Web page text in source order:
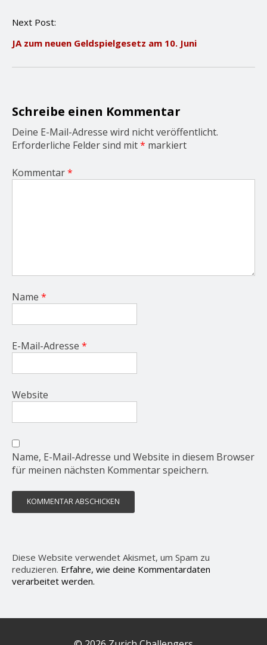
a
i
o
n
Next Post:
JA zum neuen Geldspielgesetz am 10. Juni
Schreibe einen Kommentar
Deine E-Mail-Adresse wird nicht veröffentlicht.
Erforderliche Felder sind mit* markiert
Kommentar*
Name *
E-Mail-Adresse *
Website
Name, E-Mail-Adresse und Website in diesem Browser
für meinen nächsten Kommentar speichern.
Diese Website verwendet Akismet, um Spam zu
reduzieren. Erfahre, wie deine Kommentardaten
verarbeitet werden.